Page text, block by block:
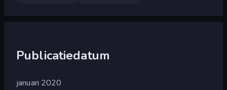
Publicatiedatum
januari 2020